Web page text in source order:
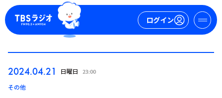
ログイン
2024.04.21 日曜日 23:00
その他